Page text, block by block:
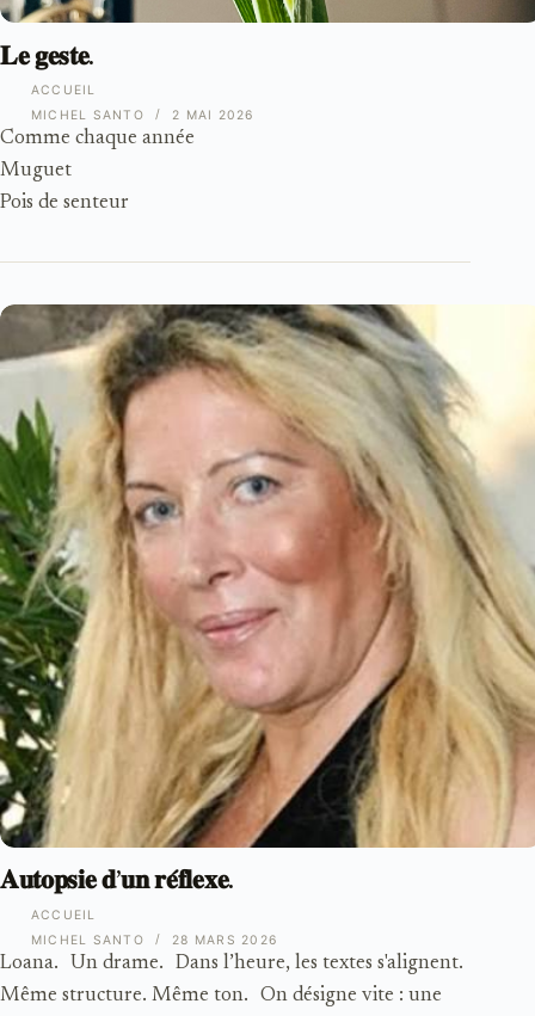
ACCUEIL
𝐋𝐞 𝐠𝐞𝐬𝐭𝐞.
Comme chaque année
Muguet
Pois de senteur
MICHEL SANTO 2 MAI 2026
ACCUEIL
𝐀𝐮𝐭𝐨𝐩𝐬𝐢𝐞 𝐝’𝐮𝐧 𝐫𝐞́𝐟𝐥𝐞𝐱𝐞.
Loana. Un drame. Dans l’heure, les textes s'alignent.
Même structure. Même ton. On désigne vite : une
MICHEL SANTO 28 MARS 2026